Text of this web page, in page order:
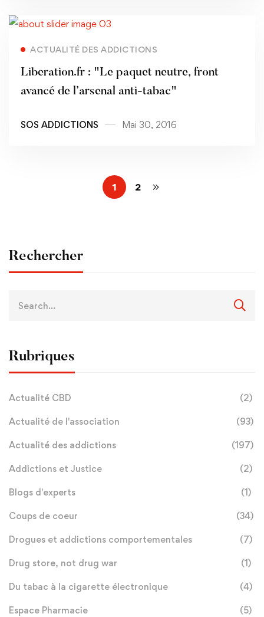
ACTUALITÉ DES ADDICTIONS
Liberation.fr : "Le paquet neutre, front
avancé de l’arsenal anti-tabac"
SOS ADDICTIONS Mai 30, 2016
1 2
Rechercher
Rubriques
Actualité CBD (2)
Actualité de l'association (93)
Actualité des addictions (197)
Addictions et Justice (2)
Blogs d'experts (1)
Coups de coeur (34)
Drogues et addictions comportementales (7)
Drug store, not drug war (1)
Du tabac à la cigarette électronique (4)
Espace Pharmacie (5)